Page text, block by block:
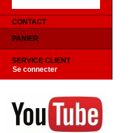
CONTACT
PANIER
SERVICE CLIENT
Se connecter